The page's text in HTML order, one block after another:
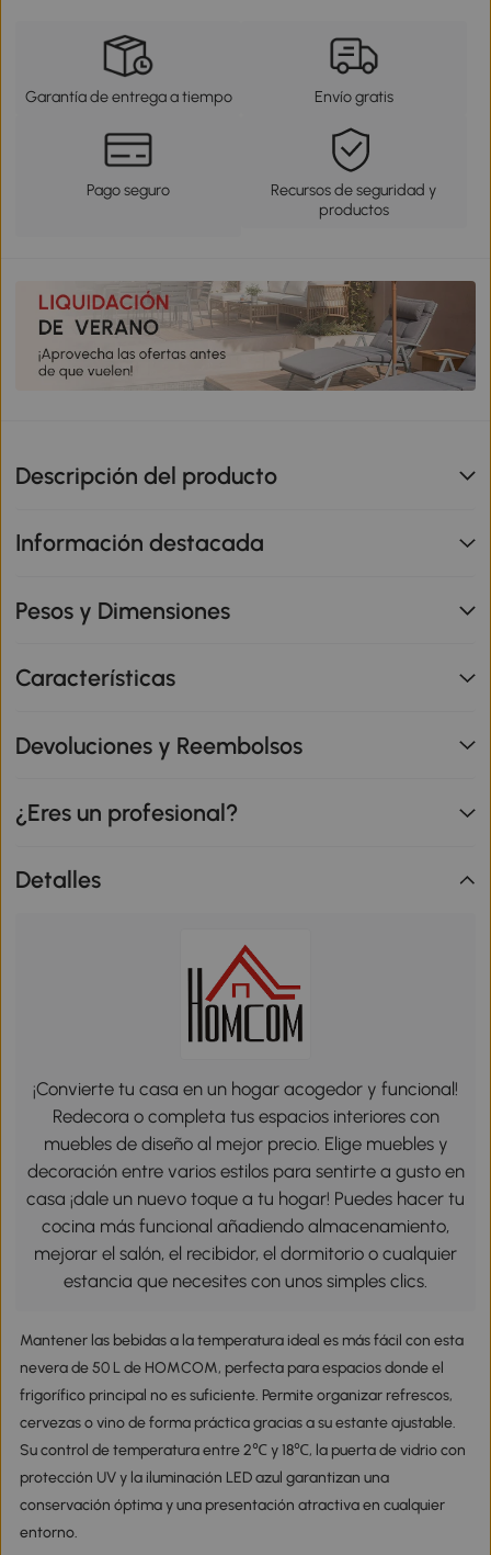
Garantía de entrega a tiempo Envío gratis
Pago seguro
Recursos de seguridad y
productos
Descripción del producto
Información destacada
Pesos y Dimensiones
Características
Devoluciones y Reembolsos
¿Eres un profesional?
Detalles
¡Convierte tu casa en un hogar acogedor y funcional!
Redecora o completa tus espacios interiores con
muebles de diseño al mejor precio. Elige muebles y
decoración entre varios estilos para sentirte a gusto en
casa ¡dale un nuevo toque a tu hogar! Puedes hacer tu
cocina más funcional añadiendo almacenamiento,
mejorar el salón, el recibidor, el dormitorio o cualquier
estancia que necesites con unos simples clics.
Mantener las bebidas a la temperatura ideal es más fácil con esta
nevera de 50 L de HOMCOM, perfecta para espacios donde el
frigorífico principal no es suficiente. Permite organizar refrescos,
cervezas o vino de forma práctica gracias a su estante ajustable.
Su control de temperatura entre 2℃ y 18℃, la puerta de vidrio con
protección UV y la iluminación LED azul garantizan una
conservación óptima y una presentación atractiva en cualquier
entorno.